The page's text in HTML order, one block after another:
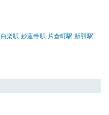
白楽駅 妙蓮寺駅 片倉町駅 新羽駅